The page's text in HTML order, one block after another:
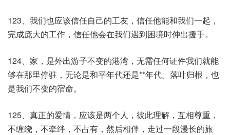
123、我们也应该信任自己的工友，信任他能和我们一起，
完成庞大的工作，信任他会在我们遇到困境时伸出援手。
124、家，是外出游子不变的港湾，无需任何证件我们就能
够在那里停驻，无论是和平年代还是**年代。落叶归根，也
是我们不变的宿命。
125、真正的爱情，应该是两个人，彼此理解，互相尊重，
不缠绕，不牵绊，不占有，然后相伴，走过一段漫长的旅